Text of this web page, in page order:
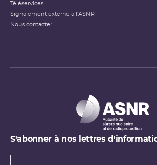
Téléservices
Signalement externe à l'ASNR
Nous contacter
S'abonner à nos lettres
Types de